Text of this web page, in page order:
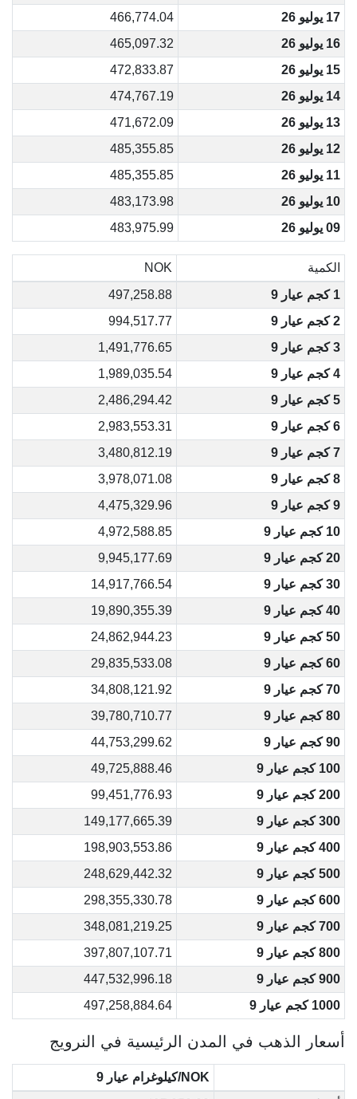
17 يوليو 26
466,774.04
16 يوليو 26
465,097.32
15 يوليو 26
472,833.87
14 يوليو 26
474,767.19
13 يوليو 26
471,672.09
12 يوليو 26
485,355.85
11 يوليو 26
485,355.85
10 يوليو 26
483,173.98
09 يوليو 26
483,975.99
الكمية
NOK
1 كجم عيار 9
497,258.88
2 كجم عيار 9
994,517.77
3 كجم عيار 9
1,491,776.65
4 كجم عيار 9
1,989,035.54
5 كجم عيار 9
2,486,294.42
6 كجم عيار 9
2,983,553.31
7 كجم عيار 9
3,480,812.19
8 كجم عيار 9
3,978,071.08
9 كجم عيار 9
4,475,329.96
10 كجم عيار 9
4,972,588.85
20 كجم عيار 9
9,945,177.69
30 كجم عيار 9
14,917,766.54
40 كجم عيار 9
19,890,355.39
50 كجم عيار 9
24,862,944.23
60 كجم عيار 9
29,835,533.08
70 كجم عيار 9
34,808,121.92
80 كجم عيار 9
39,780,710.77
90 كجم عيار 9
44,753,299.62
100 كجم عيار 9
49,725,888.46
200 كجم عيار 9
99,451,776.93
300 كجم عيار 9
149,177,665.39
400 كجم عيار 9
198,903,553.86
500 كجم عيار 9
248,629,442.32
600 كجم عيار 9
298,355,330.78
700 كجم عيار 9
348,081,219.25
800 كجم عيار 9
397,807,107.71
900 كجم عيار 9
447,532,996.18
1000 كجم عيار 9
497,258,884.64
أسعار الذهب في المدن الرئيسية في النرويج
NOK/كيلوغرام عيار 9